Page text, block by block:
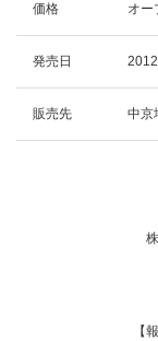
価格 オー
発売日
販売先 中京
【